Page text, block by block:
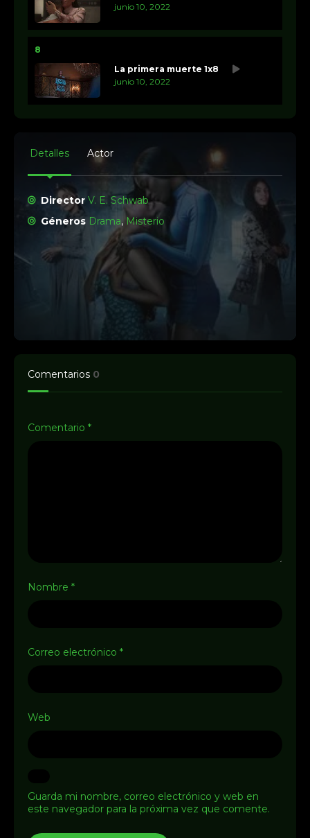
junio 10, 2022
8
La primera muerte 1x8
junio 10, 2022
Detalles Actor
Director V. E. Schwab
Géneros Drama, Misterio
Comentarios 0
Comentario *
Nombre *
Correo electrónico *
Web
Guarda mi nombre, correo electrónico y web en
este navegador para la próxima vez que comente.